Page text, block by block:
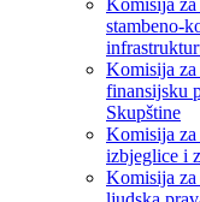
stambeno-
Komisija
finansijsku
Skupštine
Komisija
izbjeglice i
Komisija za